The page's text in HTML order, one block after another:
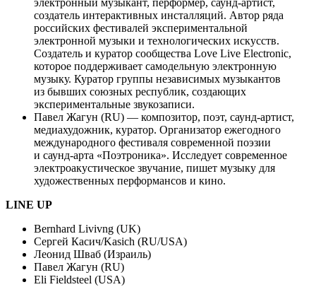
электронный музыкант, перформер, саунд-артист,
создатель интерактивных инсталляций. Автор ряда
российских фестивалей экспериментальной
электронной музыки и технологических искусств.
Создатель и куратор сообщества Love Live Electronic,
которое поддерживает самодельную электронную
музыку. Куратор группы независимых музыкантов
из бывших союзных республик, создающих
экспериментальные звукозаписи.
Павел Жагун (RU) — композитор, поэт, саунд-артист,
медиахудожник, куратор. Организатор ежегодного
международного фестиваля современной поэзии
и саунд-арта «Поэтроника». Исследует современное
электроакустическое звучание, пишет музыку для
художественных перформансов и кино.
LINE UP
Bernhard Livivng (UK)
Сергей Касич/Kasich (RU/USA)
Леонид Шваб (Израиль)
Павел Жагун (RU)
Eli Fieldsteel (USA)